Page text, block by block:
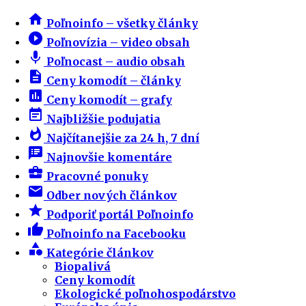
home Poľnoinfo – všetky články
play_circle_filled Poľnovízia – video obsah
mic Poľnocast – audio obsah
description Ceny komodít – články
insert_chart Ceny komodít – grafy
event_note Najbližšie podujatia
whatshot Najčítanejšie za 24 h, 7 dní
speaker_notes Najnovšie komentáre
business_center Pracovné ponuky
email Odber nových článkov
star Podporiť portál Poľnoinfo
thumb_up Poľnoinfo na Facebooku
category Kategórie článkov
Biopalivá
Ceny komodít
Ekologické poľnohospodárstvo